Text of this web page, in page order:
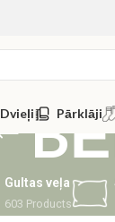
Dvieļi Pārklāji
Gultas veļa
603 Products